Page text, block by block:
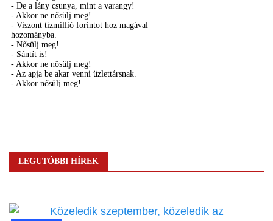
LEGUTÓBBI HÍREK